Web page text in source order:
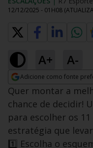
12/12/2025 - 01H08
A+ A-
Adicione como fonte
Opens in new window
Quer montar a
chance de decidir!
para escolher os
estratégia que
1️⃣ Escolha o